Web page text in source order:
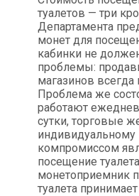
туалетов — три
Департамента
монет для
кабинки не
проблемы:
магазинов
Проблема же
работают
сутки, торговые
компромиссом
посещение
монетоприемник
туалета принимает